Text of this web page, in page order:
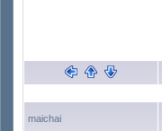
maichai